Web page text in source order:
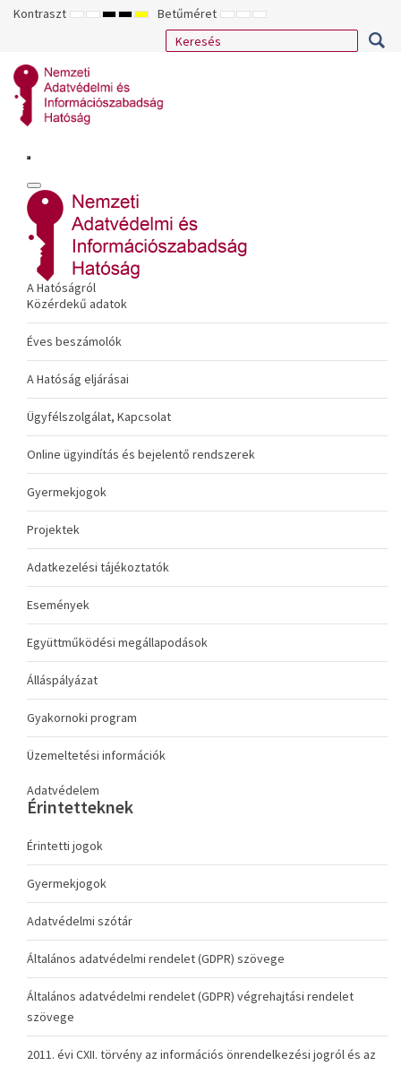
Kontraszt ALAPÉRTELMEZETT
ÉJSZAKAI
NAGY
KONTRASZTÚ
NAGY
KONTRASZTÚ
NAGY
KONTRASZTÚ
SÁRGA
FEKETE
Betűméret KISEBB
BETŰTÍPUS
ALAPÉRTELMEZETT
BETŰMÉRET
NAGYOBB
BETŰMÉRET
A Hatóságról
Közérdekű adatok
Éves beszámolók
A Hatóság eljárásai
Ügyfélszolgálat, Kapcsolat
Online ügyindítás és bejelentő rendszerek
Gyermekjogok
Projektek
Adatkezelési tájékoztatók
Események
Együttműködési megállapodások
Álláspályázat
Gyakornoki program
Üzemeltetési információk
Adatvédelem
Érintetteknek
Érintetti jogok
Gyermekjogok
Adatvédelmi szótár
Általános adatvédelmi rendelet (GDPR) szövege
Általános adatvédelmi rendelet (GDPR) végrehajtási rendelet
szövege
2011. évi CXII. törvény az információs önrendelkezési jogról és az